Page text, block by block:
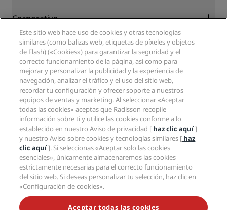
Blog
Nuevos hoteles y próximas aperturas
Aplicación de Radisson Hotels
Hoteles Sports Approved
Hoteles ideales para familias
Salud y seguridad
Colaboradores
Corporativo
Radisson Hotel Group
Medios
Empleos en RHG
Empleos en PPHE
Empleos en EHL
The Club by RHG
Oportunidades de desarrollo
Responsabilidad social corporativa
Compras
Información legal
Centro de privacidad
Aviso legal
Términos y condiciones de Radisson Rewards
Acuerdo de uso del sitio
Accesibilidad digital
Declaración sobre la esclavitud moderna
Ayuda
Avisos al consumidor
Contacto
Preguntas frecuentes
Mapa del sitio
Redes sociales
Marcas de Radisson Hotels
NO TE PIERDAS NUESTRAS OFERTAS MÁS POPULARES
Este sitio web hace uso de cookies y otras tecnologías
similares (como balizas web, etiquetas de píxeles y objetos
de Flash) («Cookies») para garantizar la seguridad y el
correcto funcionamiento de la página, así como para
mejorar y personalizar la publicidad y la experiencia de
navegación, analizar el tráfico y el uso del sitio web,
recordar tu configuración y ofrecer soporte a nuestros
equipos de ventas y marketing. Al seleccionar «Aceptar
todas las cookies» aceptas que Radisson recopile
información sobre ti y utilice las cookies conforme a lo
establecido en nuestro Aviso de privacidad [ haz clic aquí]
y nuestro Aviso sobre cookies y tecnologías similares [ haz
clic aquí]. Si seleccionas «Aceptar solo las cookies
esenciales», únicamente almacenaremos las cookies
estrictamente necesarias para el correcto funcionamiento
del sitio web. Si deseas personalizar tu selección, haz clic en
«Configuración de cookies».
Aceptar todas las cookies